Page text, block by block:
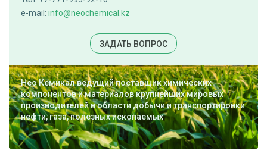
e-mail: info@neochemical.kz
ЗАДАТЬ ВОПРОС
Нео Кемикал ведущий поставщик химических
компонентов и материалов крупнейших мировых
производителей в области добычи и транспортировки
нефти, газа, полезных ископаемых